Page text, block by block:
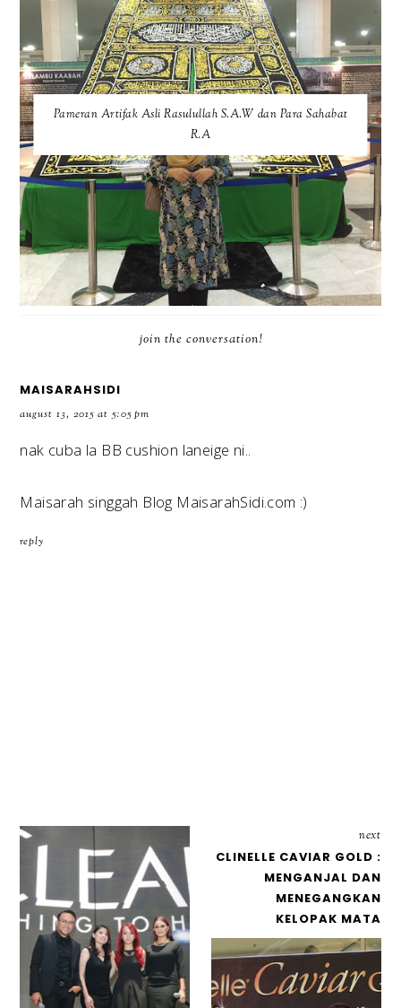
Pameran Artifak Asli Rasulullah S.A.W dan Para Sahabat
R.A
join the conversation!
MAISARAHSIDI
august 13, 2015 at 5:05 pm
nak cuba la BB cushion laneige ni..
Maisarah singgah Blog MaisarahSidi.com :)
reply
next
CLINELLE CAVIAR GOLD :
MENGANJAL DAN
MENEGANGKAN
KELOPAK MATA